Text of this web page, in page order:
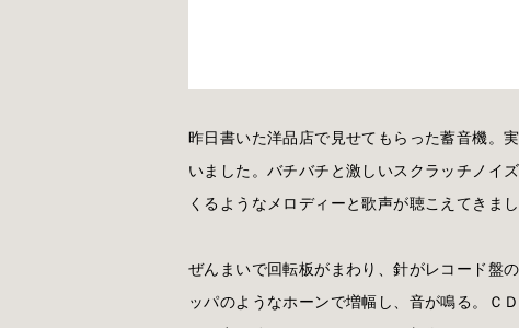
昨日書いた洋品店で見せてもらった蓄音機。
いました。バチバチと激しいスクラッチノイ
くるようなメロディーと歌声が聴こえてきまし
ぜんまいで回転板がまわり、針がレコード盤
ッパのようなホーンで増幅し、音が鳴る。Ｃ